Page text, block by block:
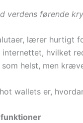
verdens førende
lærer hurtigt
hvilket
helst, men
wallets er,